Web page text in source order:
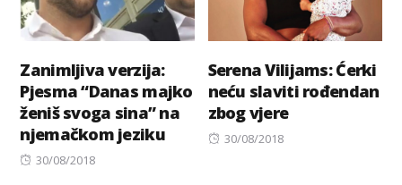
Zanimljiva verzija:
Pjesma “Danas majko
ženiš svoga sina” na
njemačkom jeziku
Posted
30/08/2018
Serena Vilijams: Ćerki
neću slaviti rođendan
zbog vjere
Posted
30/08/2018